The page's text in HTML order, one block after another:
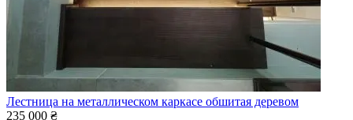
Лестница на металлическом каркасе обшитая деревом
235 000 ₴